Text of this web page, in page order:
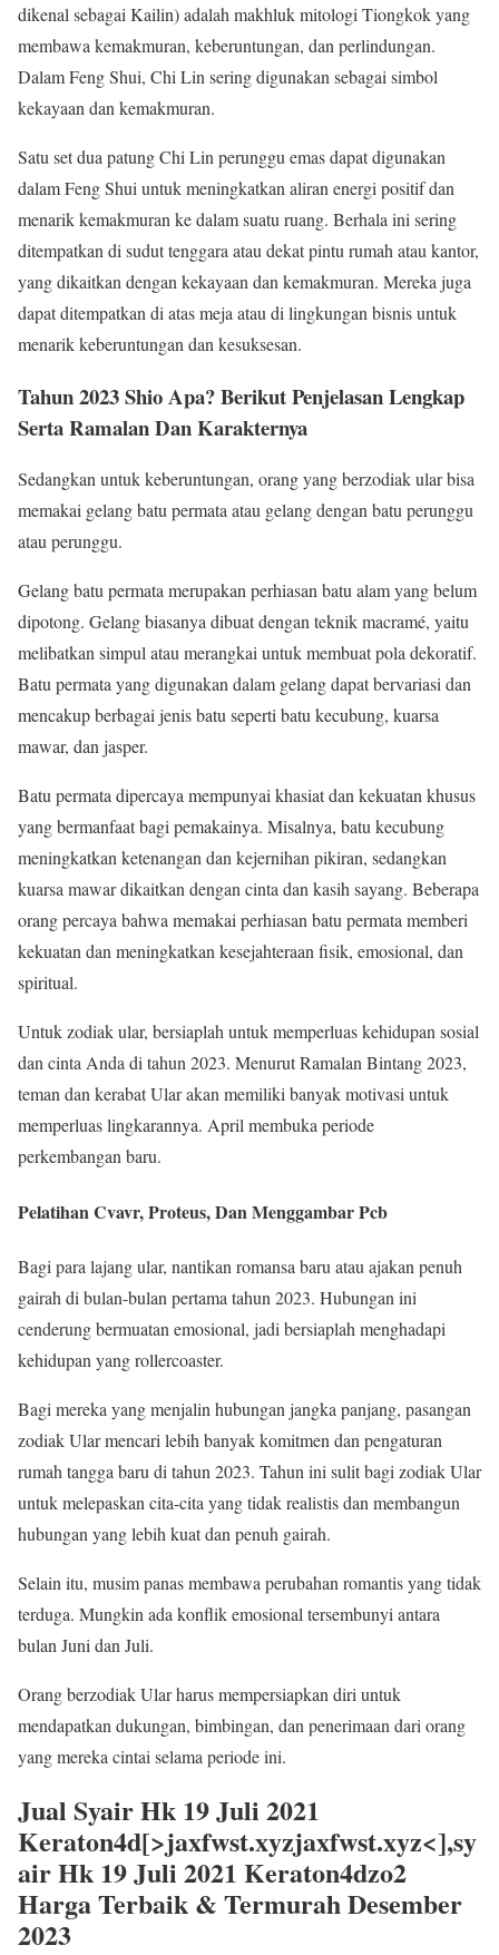
dikenal sebagai Kailin) ​​​​adalah makhluk mitologi Tiongkok yang
membawa kemakmuran, keberuntungan, dan perlindungan.
Dalam Feng Shui, Chi Lin sering digunakan sebagai simbol
kekayaan dan kemakmuran.
Satu set dua patung Chi Lin perunggu emas dapat digunakan
dalam Feng Shui untuk meningkatkan aliran energi positif dan
menarik kemakmuran ke dalam suatu ruang. Berhala ini sering
ditempatkan di sudut tenggara atau dekat pintu rumah atau kantor,
yang dikaitkan dengan kekayaan dan kemakmuran. Mereka juga
dapat ditempatkan di atas meja atau di lingkungan bisnis untuk
menarik keberuntungan dan kesuksesan.
Tahun 2023 Shio Apa? Berikut Penjelasan Lengkap
Serta Ramalan Dan Karakternya
Sedangkan untuk keberuntungan, orang yang berzodiak ular bisa
memakai gelang batu permata atau gelang dengan batu perunggu
atau perunggu.
Gelang batu permata merupakan perhiasan batu alam yang belum
dipotong. Gelang biasanya dibuat dengan teknik macramé, yaitu
melibatkan simpul atau merangkai untuk membuat pola dekoratif.
Batu permata yang digunakan dalam gelang dapat bervariasi dan
mencakup berbagai jenis batu seperti batu kecubung, kuarsa
mawar, dan jasper.
Batu permata dipercaya mempunyai khasiat dan kekuatan khusus
yang bermanfaat bagi pemakainya. Misalnya, batu kecubung
meningkatkan ketenangan dan kejernihan pikiran, sedangkan
kuarsa mawar dikaitkan dengan cinta dan kasih sayang. Beberapa
orang percaya bahwa memakai perhiasan batu permata memberi
kekuatan dan meningkatkan kesejahteraan fisik, emosional, dan
spiritual.
Untuk zodiak ular, bersiaplah untuk memperluas kehidupan sosial
dan cinta Anda di tahun 2023. Menurut Ramalan Bintang 2023,
teman dan kerabat Ular akan memiliki banyak motivasi untuk
memperluas lingkarannya. April membuka periode
perkembangan baru.
Pelatihan Cvavr, Proteus, Dan Menggambar Pcb
Bagi para lajang ular, nantikan romansa baru atau ajakan penuh
gairah di bulan-bulan pertama tahun 2023. Hubungan ini
cenderung bermuatan emosional, jadi bersiaplah menghadapi
kehidupan yang rollercoaster.
Bagi mereka yang menjalin hubungan jangka panjang, pasangan
zodiak Ular mencari lebih banyak komitmen dan pengaturan
rumah tangga baru di tahun 2023. Tahun ini sulit bagi zodiak Ular
untuk melepaskan cita-cita yang tidak realistis dan membangun
hubungan yang lebih kuat dan penuh gairah.
Selain itu, musim panas membawa perubahan romantis yang tidak
terduga. Mungkin ada konflik emosional tersembunyi antara
bulan Juni dan Juli.
Orang berzodiak Ular harus mempersiapkan diri untuk
mendapatkan dukungan, bimbingan, dan penerimaan dari orang
yang mereka cintai selama periode ini.
Jual Syair Hk 19 Juli 2021
Keraton4d[>jaxfwst.xyzjaxfwst.xyz<],sy
air Hk 19 Juli 2021 Keraton4dzo2
Harga Terbaik & Termurah Desember
2023